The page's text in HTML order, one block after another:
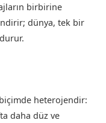
birbirine
dünya, tek bir
heterojendir:
daha düz ve